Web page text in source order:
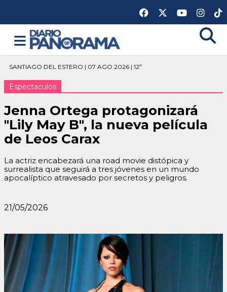
SANTIAGO DEL ESTERO | 07 AGO 2026 | 12º
Espectaculos
Jenna Ortega protagonizará
"Lily May B", la nueva película
de Leos Carax
La actriz encabezará una road movie distópica y
surrealista que seguirá a tres jóvenes en un mundo
apocalíptico atravesado por secretos y peligros.
21/05/2026